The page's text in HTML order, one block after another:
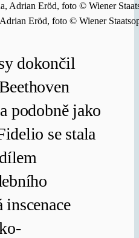
Eröd, foto © Wiener
dokončil
podobně jako
se stala
inscenace